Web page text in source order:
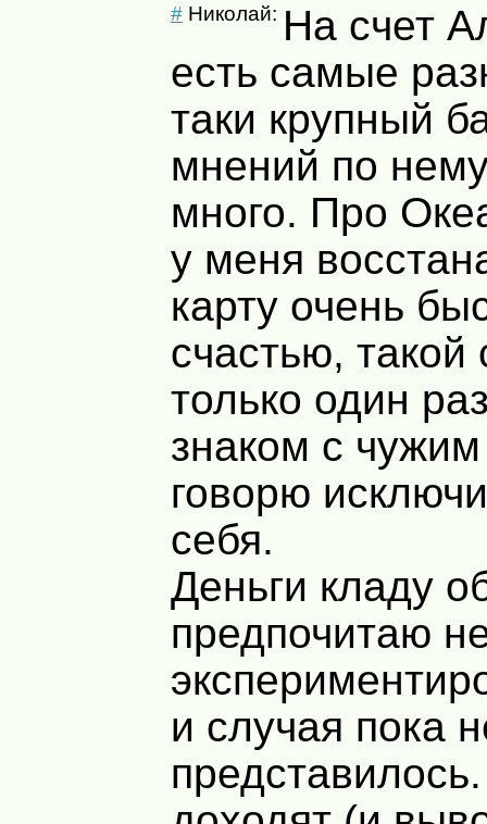
#Николай: На счет
есть самые
таки крупный
мнений по
много. Про
у меня
карту очень
счастью,
только один
знаком с
говорю
себя.
Деньги кладу
предпочитаю
и случая пока